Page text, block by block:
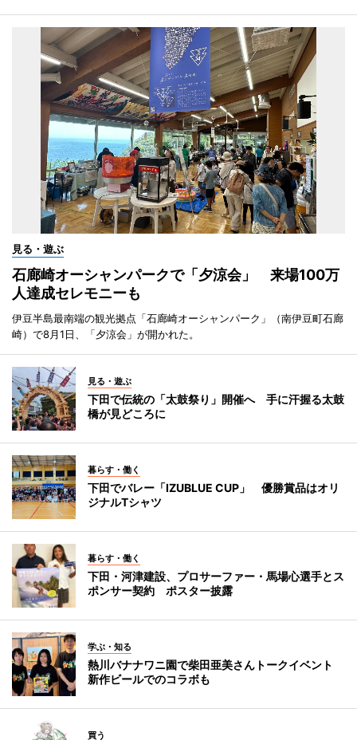
見る・遊ぶ
石廊崎オーシャンパークで「夕涼会」 来場100万
人達成セレモニーも
伊豆半島最南端の観光拠点「石廊崎オーシャンパーク」（南伊豆町石廊
崎）で8月1日、「夕涼会」が開かれた。
見る・遊ぶ
下田で伝統の「太鼓祭り」開催へ 手に汗握る太鼓
橋が見どころに
暮らす・働く
下田でバレー「IZUBLUE CUP」 優勝賞品はオリ
ジナルTシャツ
暮らす・働く
下田・河津建設、プロサーファー・馬場心選手とス
ポンサー契約 ポスター披露
学ぶ・知る
熱川バナナワニ園で柴田亜美さんトークイベント
新作ビールでのコラボも
買う